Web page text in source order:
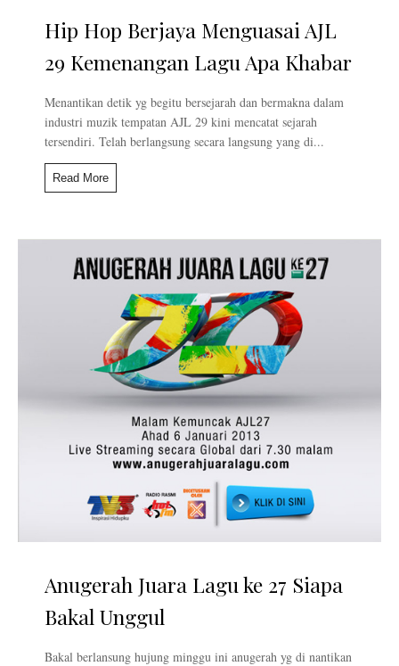
Hip Hop Berjaya Menguasai AJL
29 Kemenangan Lagu Apa Khabar
Menantikan detik yg begitu bersejarah dan bermakna dalam
industri muzik tempatan AJL 29 kini mencatat sejarah
tersendiri. Telah berlangsung secara langsung yang di...
Read More
Anugerah Juara Lagu ke 27 Siapa
Bakal Unggul
Bakal berlansung hujung minggu ini anugerah yg di nantikan